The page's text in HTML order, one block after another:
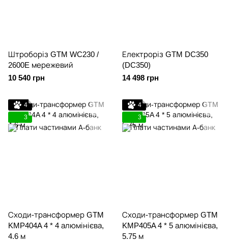
Штроборіз GTM WC230 /
2600E мережевий
10 540 грн
Електроріз GTM DC350
(DC350)
14 498 грн
4
3
Сходи-трансформер GTM
KMP404A 4 * 4 алюмінієва,
4.6 м
4
3
Сходи-трансформер GTM
KMP405A 4 * 5 алюмінієва,
5.75 м